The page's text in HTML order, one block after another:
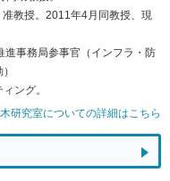
教授。2011年4月同教授、現
事務局参事官（インフラ・防
ング。
研究室についての詳細はこちら